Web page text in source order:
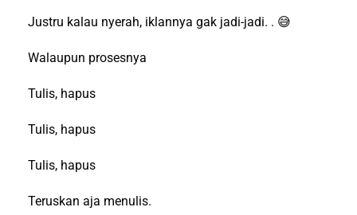
Justru kalau nyerah, iklannya gak jadi-jadi. . 😅
Walaupun prosesnya
Tulis, hapus
Tulis, hapus
Tulis, hapus
Teruskan aja menulis.